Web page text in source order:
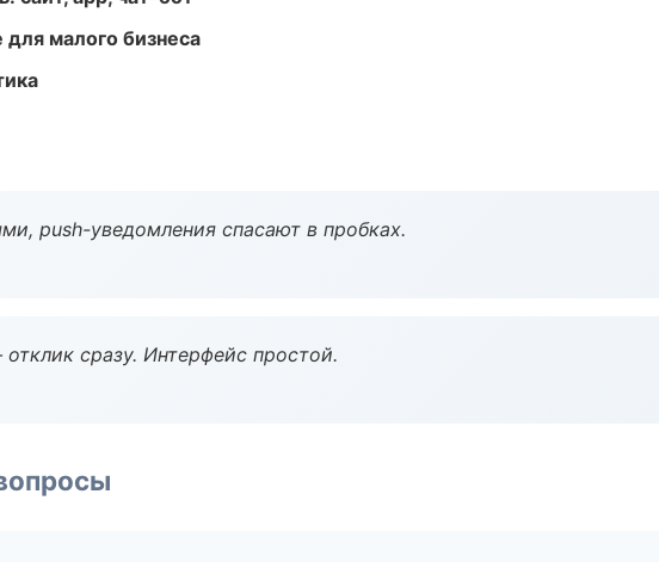
малого бизнеса
push-уведомления спасают в пробках.
сразу. Интерфейс простой.